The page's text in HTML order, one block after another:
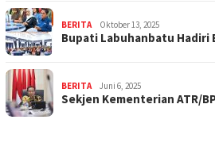
BERITA Oktober 13, 2025
Bupati Labuhanbatu
BERITA Juni 6, 2025
Sekjen Kementerian ATR/